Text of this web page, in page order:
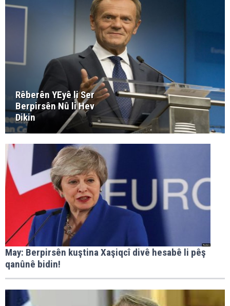
Rêberên YEyê li Ser
Berpirsên Nû li Hev
Dikin
May: Berpirsên kuştina Xaşiqcî divê hesabê li pêş
qanûnê bidin!